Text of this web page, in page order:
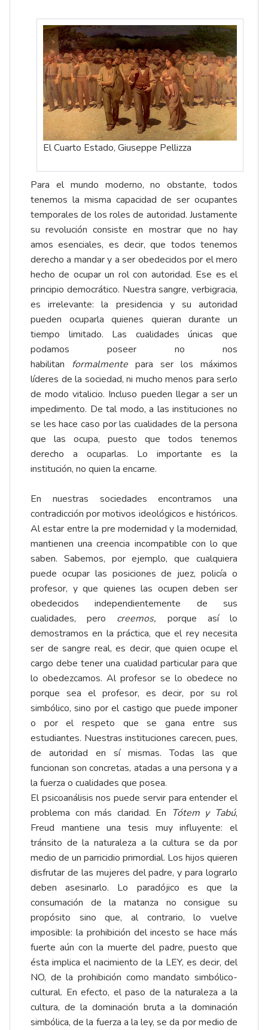
El Cuarto Estado, Giuseppe Pellizza
Para el mundo moderno, no obstante, todos
tenemos la misma capacidad de ser ocupantes
temporales de los roles de autoridad. Justamente
su revolución consiste en mostrar que no hay
amos esenciales, es decir, que todos tenemos
derecho a mandar y a ser obedecidos por el mero
hecho de ocupar un rol con autoridad. Ese es el
principio democrático. Nuestra sangre, verbigracia,
es irrelevante: la presidencia y su autoridad
pueden ocuparla quienes quieran durante un
tiempo limitado. Las cualidades únicas que
podamos poseer no nos
habilitan formalmente para ser los máximos
líderes de la sociedad, ni mucho menos para serlo
de modo vitalicio. Incluso pueden llegar a ser un
impedimento. De tal modo, a las instituciones no
se les hace caso por las cualidades de la persona
que las ocupa, puesto que todos tenemos
derecho a ocuparlas. Lo importante es la
institución, no quien la encarne.
En nuestras sociedades encontramos una
contradicción por motivos ideológicos e históricos.
Al estar entre la pre modernidad y la modernidad,
mantienen una creencia incompatible con lo que
saben. Sabemos, por ejemplo, que cualquiera
puede ocupar las posiciones de juez, policía o
profesor, y que quienes las ocupen deben ser
obedecidos independientemente de sus
cualidades, pero creemos, porque así lo
demostramos en la práctica, que el rey necesita
ser de sangre real, es decir, que quien ocupe el
cargo debe tener una cualidad particular para que
lo obedezcamos. Al profesor se lo obedece no
porque sea el profesor, es decir, por su rol
simbólico, sino por el castigo que puede imponer
o por el respeto que se gana entre sus
estudiantes. Nuestras instituciones carecen, pues,
de autoridad en sí mismas. Todas las que
funcionan son concretas, atadas a una persona y a
la fuerza o cualidades que posea.
El psicoanálisis nos puede servir para entender el
problema con más claridad. En Tótem y Tabú,
Freud mantiene una tesis muy influyente: el
tránsito de la naturaleza a la cultura se da por
medio de un parricidio primordial. Los hijos quieren
disfrutar de las mujeres del padre, y para lograrlo
deben asesinarlo. Lo paradójico es que la
consumación de la matanza no consigue su
propósito sino que, al contrario, lo vuelve
imposible: la prohibición del incesto se hace más
fuerte aún con la muerte del padre, puesto que
ésta implica el nacimiento de la LEY, es decir, del
NO, de la prohibición como mandato simbólico-
cultural. En efecto, el paso de la naturaleza a la
cultura, de la dominación bruta a la dominación
simbólica, de la fuerza a la ley, se da por medio de